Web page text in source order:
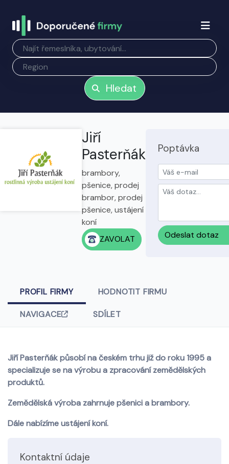
Hledat
Jiří
Pasterňák
brambory,
pšenice, prodej
brambor, prodej
pšenice, ustájení
koní
ZAVOLAT
Poptávka
Odeslat dotaz
PROFIL FIRMY HODNOTIT FIRMU
NAVIGACE SDÍLET
Jiří Pasterňák působí na českém trhu již do roku 1995 a
specializuje se na výrobu a zpracování zemědělských
produktů.
Zemědělská výroba zahrnuje pšenici a brambory.
Dále nabízíme ustájení koní.
Kontaktní údaje